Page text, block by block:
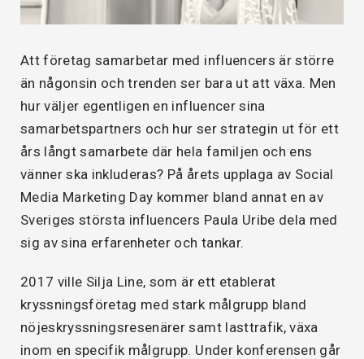
Att företag samarbetar med influencers är större
än någonsin och trenden ser bara ut att växa. Men
hur väljer egentligen en influencer sina
samarbetspartners och hur ser strategin ut för ett
års långt samarbete där hela familjen och ens
vänner ska inkluderas? På årets upplaga av Social
Media Marketing Day kommer bland annat en av
Sveriges största influencers Paula Uribe dela med
sig av sina erfarenheter och tankar.
2017 ville Silja Line, som är ett etablerat
kryssningsföretag med stark målgrupp bland
nöjeskryssningsresenärer samt lasttrafik, växa
inom en specifik målgrupp. Under konferensen går